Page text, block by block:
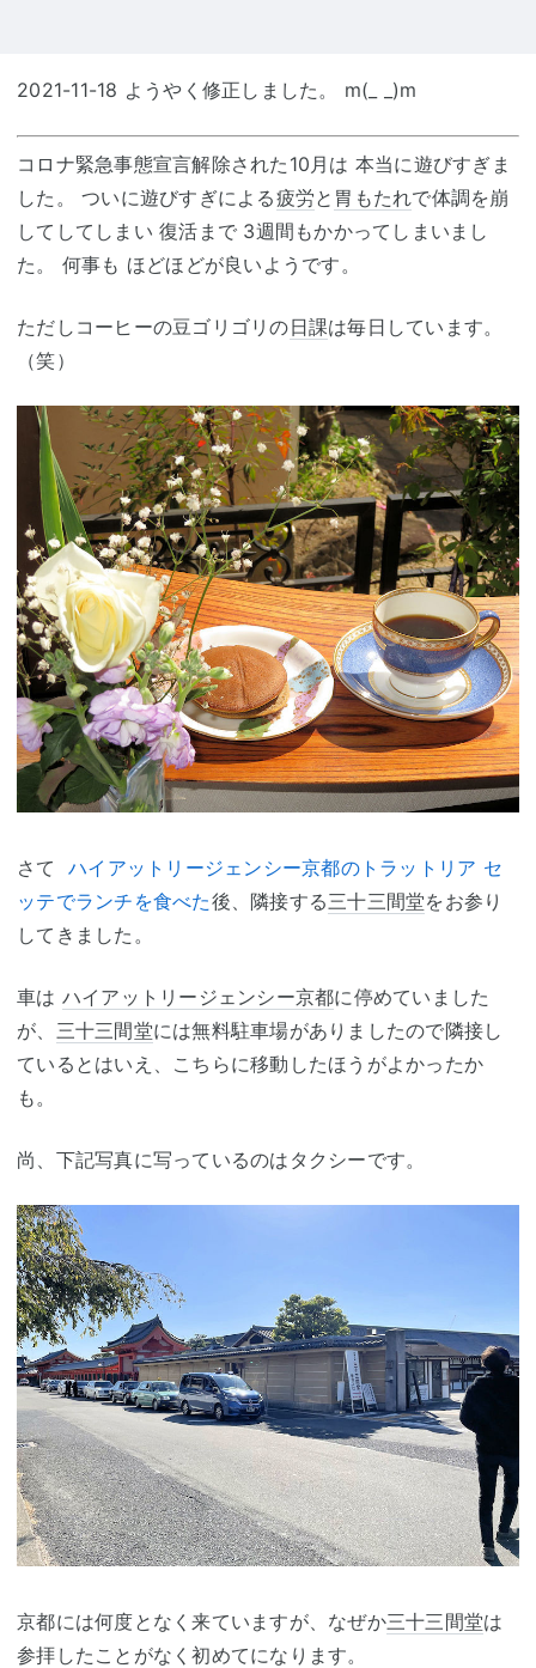
2021-11-18 ようやく修正しました。 m(_ _)m
コロナ緊急事態宣言解除された10月は 本当に遊びすぎま
した。 ついに遊びすぎによる疲労と 胃もたれで体調を崩
してしてしまい 復活まで 3週間もかかってしまいまし
た。 何事も ほどほどが良いようです。
ただしコーヒーの豆ゴリゴリの日課は毎日しています。
（笑）
さて ハイアットリージェンシー京都のトラットリア セ
ッテでランチを食べた後、隣接する三十三間堂をお参り
してきました。
車は ハイアットリージェンシー京都に停めていました
が、 三十三間堂には無料駐車場がありましたので隣接し
ているとはいえ、こちらに移動したほうがよかったか
も。
尚、下記写真に写っているのはタクシーです。
京都には何度となく来ていますが、なぜか三十三間堂は
参拝したことがなく初めてになります。